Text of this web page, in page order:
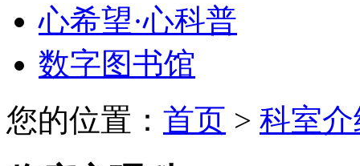
心希望·心科普
数字图书馆
您的位置： 首页 > 科室